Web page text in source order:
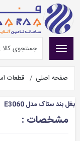
صفحه اصلی قطعات
بغل بند ستاک مدل E3060
مشخصات :